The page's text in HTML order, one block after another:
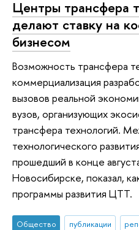
Центры трансфера
делают ставку на
бизнесом
Возможность трансфера
коммерциализация
вызовов реальной
вузов, организующих
трансфера технологий.
технологического
прошедший в конце
Новосибирске, показал,
программы развития ЦТТ.
Общество публикации